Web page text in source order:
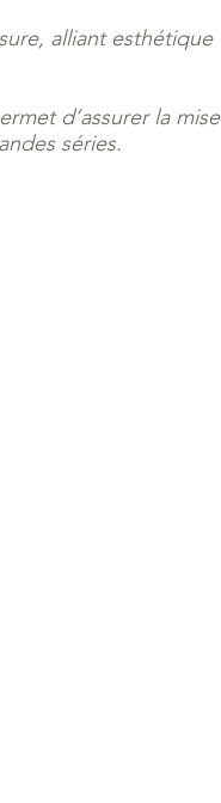
alliant esthétique
d’assurer la mise
séries.